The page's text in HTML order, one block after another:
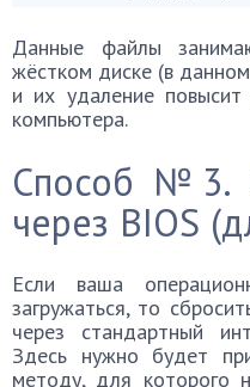
Данные файлы
жёстком диске (в
и их удаление повысит
компьютера.
Способ №3.
через BIOS
Если ваша
загружаться, то
через стандартный
Здесь нужно будет
методу, для которого